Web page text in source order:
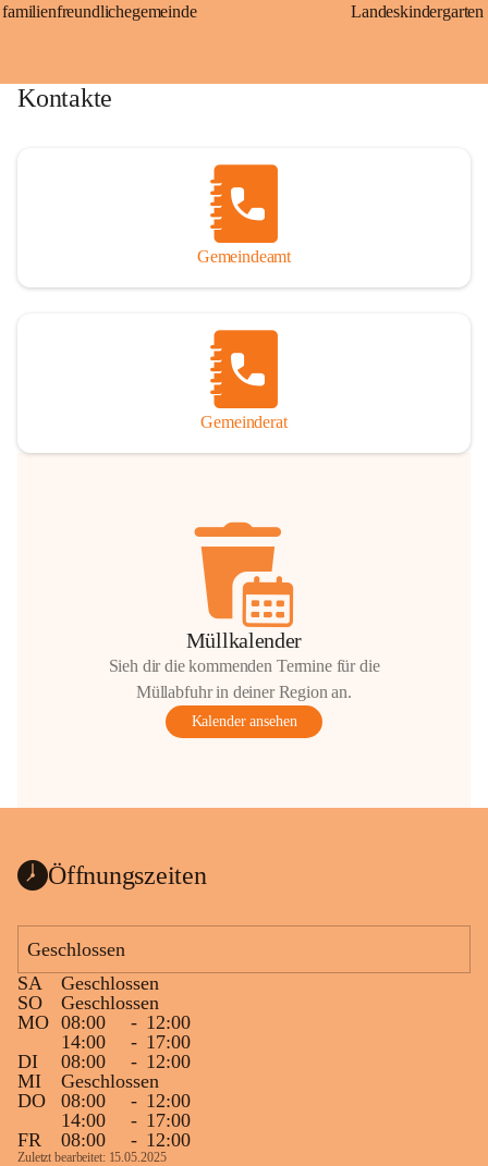
familienfreundlichegemeinde
Kontakte
Gemeindeamt
Gemeinderat
Müllkalender
Sieh dir die kommenden Termine für die
Müllabfuhr in deiner Region an.
Kalender ansehen
Öffnungszeiten
Geschlossen
SA
Geschlossen
SO
Geschlossen
MO 08:00 - 12:00
14:00
- 17:00
DI
08:00 - 12:00
MI
Geschlossen
DO
08:00 - 12:00
14:00
- 17:00
FR
08:00 - 12:00
Zuletzt bearbeitet: 15.05.2025